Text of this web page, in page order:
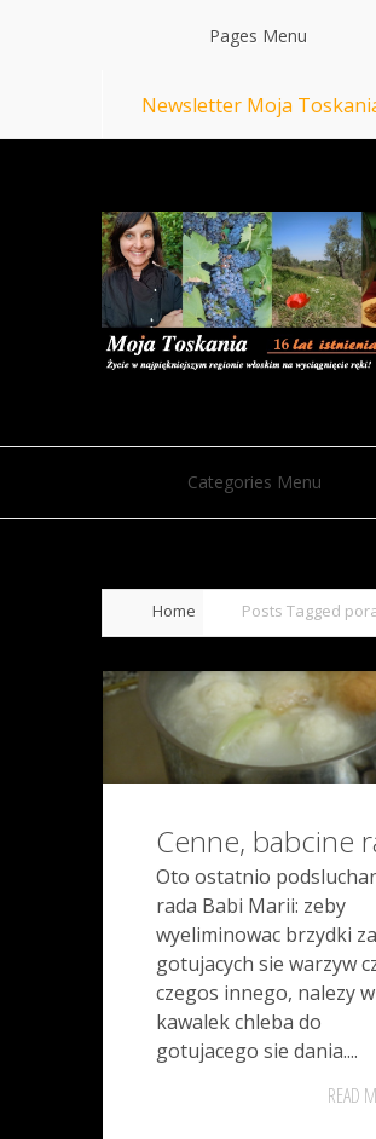
Pages Menu
Newsletter Moja
Categories Menu
Home Posts Tagged
Cenne, babcine
Oto ostatnio
rada Babi Marii: zeby
wyeliminowac brzydki
gotujacych sie warzyw
czegos innego, nalezy
kawalek chleba do
gotujacego sie dania....
READ